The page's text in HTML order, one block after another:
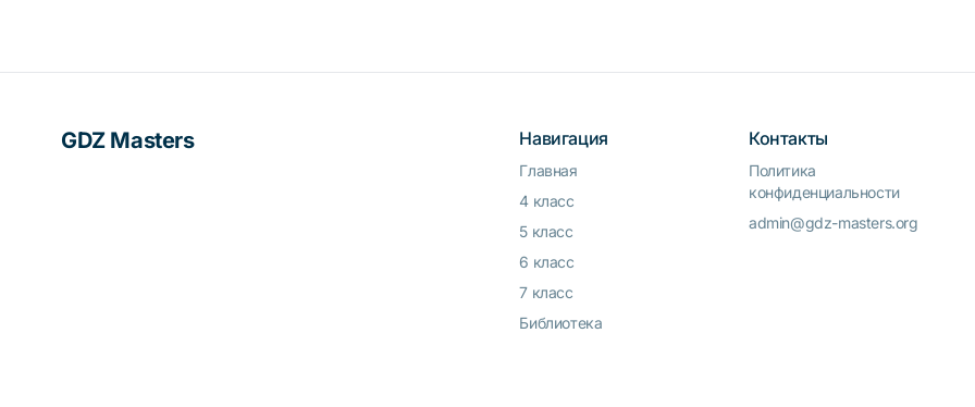
GDZ Masters Навигация
Главная
4 класс
5 класс
6 класс
7 класс
Библиотека
Контакты
Политика
конфиденциальности
admin@gdz-masters.org